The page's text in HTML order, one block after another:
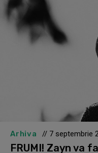
Arhiva // 7 septembrie
FRUMI! Zayn va